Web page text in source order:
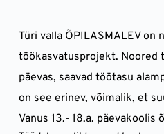
Türi valla ÕPILASMALEV on
töökasvatusprojekt. Noored
päevas, saavad töötasu
on see erinev, võimalik, et
Vanus 13.- 18.a.